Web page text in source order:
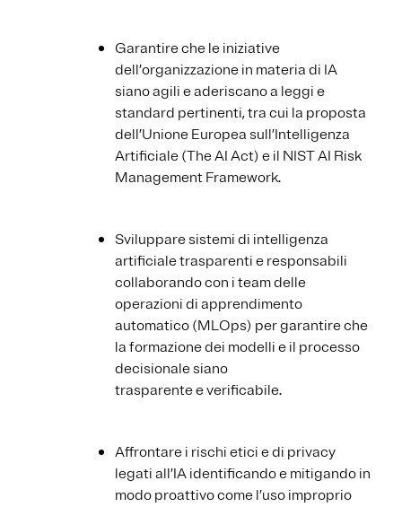
Garantire che le iniziative
dell’organizzazione in materia di IA
siano agili e aderiscano a leggi e
standard pertinenti, tra cui la proposta
dell’Unione Europea sull’Intelligenza
Artificiale (The AI Act) e il NIST AI Risk
Management Framework.
Sviluppare sistemi di intelligenza
artificiale trasparenti e responsabili
collaborando con i team delle
operazioni di apprendimento
automatico (MLOps) per garantire che
la formazione dei modelli e il processo
decisionale siano
trasparente e verificabile.
Affrontare i rischi etici e di privacy
legati all’IA identificando e mitigando in
modo proattivo come l’uso improprio